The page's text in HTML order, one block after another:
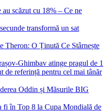
scăzut cu 18% – Ce ne
transformă un sat
Theron: O Ținută Ce Stârnește
atinge pragul de 1
de referință pentru cel mai tânăr
Oddin și Măsurile BIG
fi în Top 8 la Cupa Mondială de